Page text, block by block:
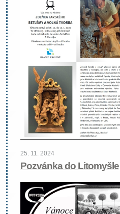
25. 11. 2024
Pozvánka do Litomyšle